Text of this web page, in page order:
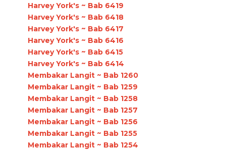
Harvey York's ~ Bab 6419
Harvey York's ~ Bab 6418
Harvey York's ~ Bab 6417
Harvey York's ~ Bab 6416
Harvey York's ~ Bab 6415
Harvey York's ~ Bab 6414
Membakar Langit ~ Bab 1260
Membakar Langit ~ Bab 1259
Membakar Langit ~ Bab 1258
Membakar Langit ~ Bab 1257
Membakar Langit ~ Bab 1256
Membakar Langit ~ Bab 1255
Membakar Langit ~ Bab 1254